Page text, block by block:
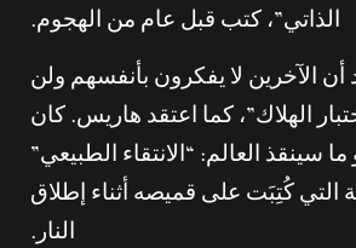
الذاتي”، كتب قبل عام من الهجوم.
الآخرين لا يفكرون بأنفسهم ولن
الهلاك”، كما اعتقد هاريس. كان
سينقذ العالم: “الانتقاء الطبيعي”
التي كُتِبَت على قميصه أثناء إطلاق
النار.